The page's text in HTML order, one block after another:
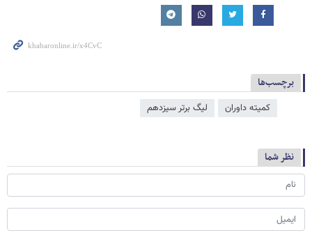
برچسب‌ها
کمیته داوران لیگ برتر سیزدهم
نظر شما